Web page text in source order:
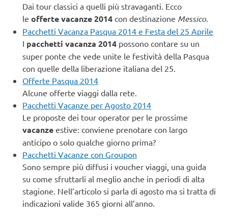
Dai tour classici a quelli più stravaganti. Ecco
le offerte vacanze 2014 con destinazione Messico.
Pacchetti Vacanza Pasqua 2014 e Festa del 25 Aprile
I pacchetti vacanza 2014 possono contare su un
super ponte che vede unite le festività della Pasqua
con quelle della liberazione italiana del 25.
Offerte Pasqua 2014
Alcune offerte viaggi dalla rete.
Pacchetti Vacanze per Agosto 2014
Le proposte dei tour operator per le prossime
vacanze estive: conviene prenotare con largo
anticipo o solo qualche giorno prima?
Pacchetti Vacanze con Groupon
Sono sempre più diffusi i voucher viaggi, una guida
su come sfruttarli al meglio anche in periodi di alta
stagione. Nell’articolo si parla di agosto ma si tratta di
indicazioni valide 365 giorni all’anno.